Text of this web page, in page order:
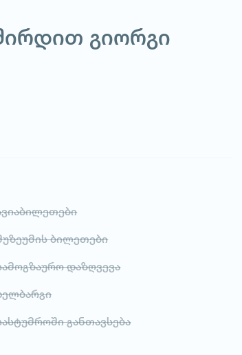
გიორგი
ბილეთები
დაზღვევა
განთავსება